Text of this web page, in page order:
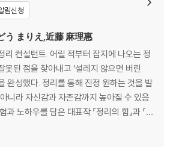
림신청
まりえ,近藤 麻理惠
리 컨설턴트. 어릴 적부터 잡지에 나오는 정
못된 점을 찾아내고 ‘설레지 않으면 버린
완성했다. 정리를 통해 진정 원하는 것을 발
니라 자신감과 자존감까지 높아질 수 있음
뿐만 아니라 미국과 유럽에서도 단숨에 종
세계에 ‘곤도 마리에’ 열풍을 일으켰다. 그